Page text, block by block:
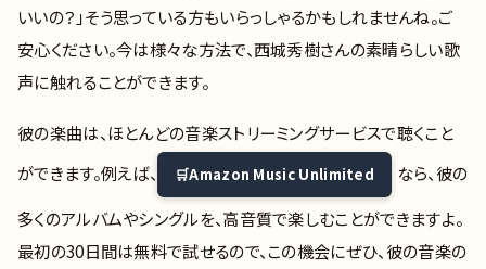
いいの？」そう思っている方もいらっしゃるかもしれませんね。ご
安心ください。今は様々な方法で、西城秀樹さんの素晴らしい歌
声に触れることができます。
彼の楽曲は、ほとんどの音楽ストリーミングサービスで聴くこと
ができます。例えば、
Amazon Music Unlimited
なら、彼の
多くのアルバムやシングルを、高音質で楽しむことができますよ。
最初の30日間は無料で試せるので、この機会にぜひ、彼の音楽の